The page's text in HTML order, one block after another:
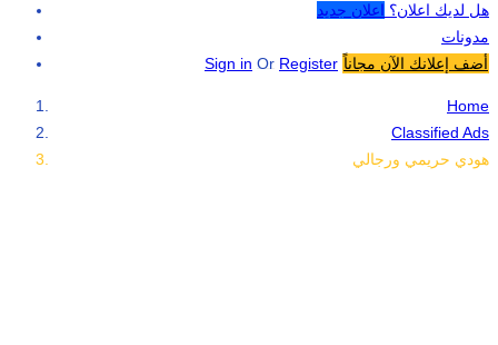
هل لديك اعلان؟ اعلان جديد
مدونات
Sign in Or Register أضف إعلانك الآن مجاناً
Home
Classified Ads
هودي حريمي ورجالي